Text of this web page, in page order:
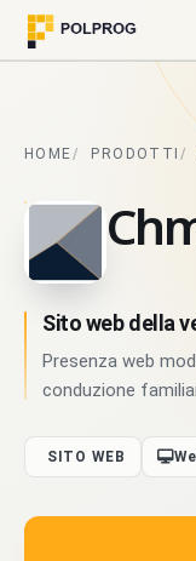
HOME PRODOTTI
Sito web della
Presenza web
conduzione
SITO WEB